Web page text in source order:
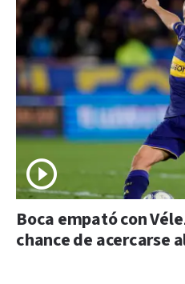
Boca empató con
chance de acercarse